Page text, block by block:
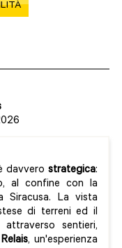
davverostrategica:
al confine con la
Siracusa. La vista
di terreni ed il
sentieri,
, un'esperienza